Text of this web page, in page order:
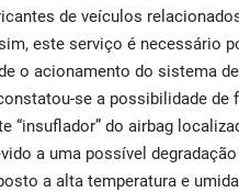
de veículos
este serviço é necessário
o acionamento do sistema
se a possibilidade de
“insuflador” do airbag
a uma possível
a alta temperatura e